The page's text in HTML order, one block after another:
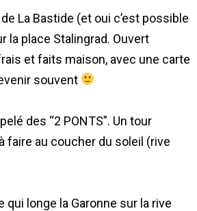
La Bastide (et oui c’est possible
la place Stalingrad. Ouvert
et faits maison, avec une carte
souvent
des “2 PONTS”. Un tour
faire au coucher du soleil (rive
qui longe la Garonne sur la rive